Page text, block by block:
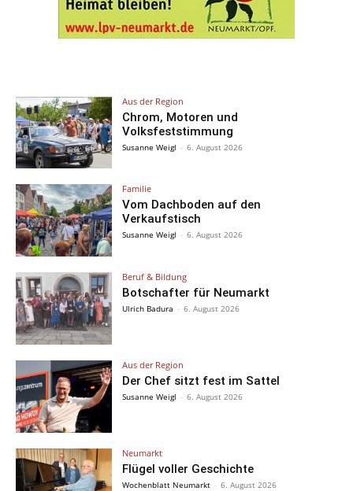
Aus der Region
Chrom, Motoren und
Volksfeststimmung
Susanne Weigl - 6. August 2026
Familie
Vom Dachboden auf den
Verkaufstisch
Susanne Weigl - 6. August 2026
Beruf & Bildung
Botschafter für Neumarkt
Ulrich Badura - 6. August 2026
Aus der Region
Der Chef sitzt fest im Sattel
Susanne Weigl - 6. August 2026
Neumarkt
Flügel voller Geschichte
Wochenblatt Neumarkt - 6. August 2026